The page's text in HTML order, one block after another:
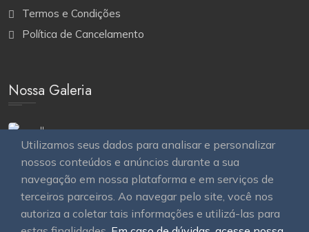
Utilizamos seus dados para analisar e personalizar
nossos conteúdos e anúncios durante a sua
navegação em nossa plataforma e em serviços de
terceiros parceiros. Ao navegar pelo site, você nos
autoriza a coletar tais informações e utilizá-las para
Termos e Condições
Política de Cancelamento
Nossa Galeria